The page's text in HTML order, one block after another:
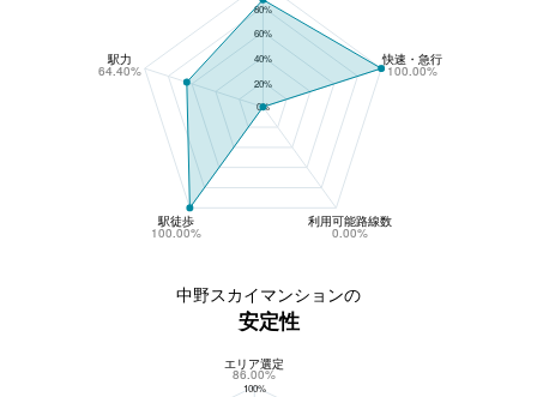
80%
60%
40%
20%
0%
駅力
64.40%
駅徒歩
100.00%
利用可能路線数
0.00%
快速・急行
100.00%
中野スカイマンションの
安定性
100%
エリア選定
86.00%